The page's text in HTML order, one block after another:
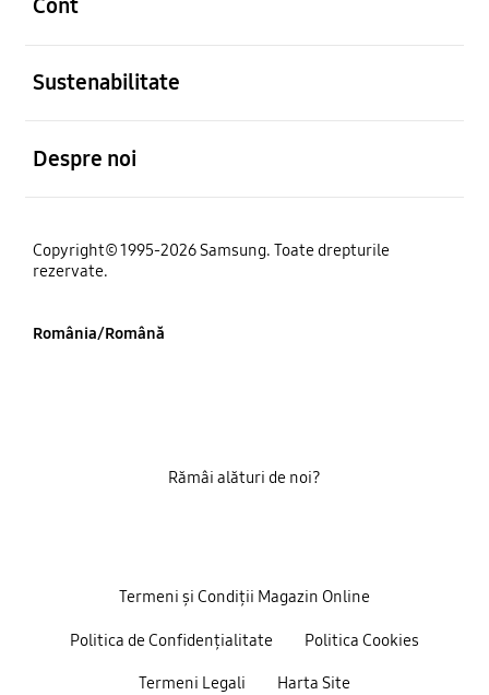
Cont
Sustenabilitate
Despre noi
Copyright© 1995-2026 Samsung. Toate drepturile
rezervate.
România/Română
Termeni și Condiții Magazin Online
Politica de Confidențialitate Politica Cookies
Termeni Legali Harta Site
Rămâi alături de noi?